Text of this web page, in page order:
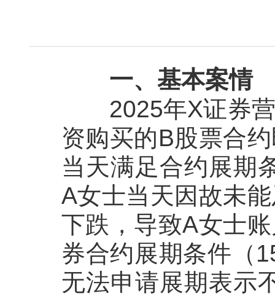
一、基本案情
2025年X证券
资购买的B股票合
当天满足合约展期
A女士当天因故未
下跌，导致A女士
券合约展期条件（
无法申请展期表示